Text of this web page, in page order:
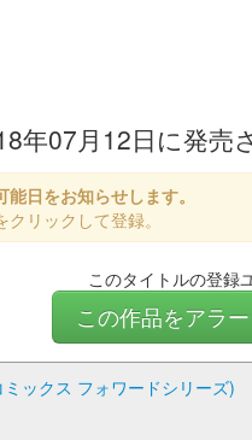
年07月12日に発売
日をお知らせします。
リックして登録。
このタイトルの登録
この作品をアラ
ックス フォワードシリーズ)